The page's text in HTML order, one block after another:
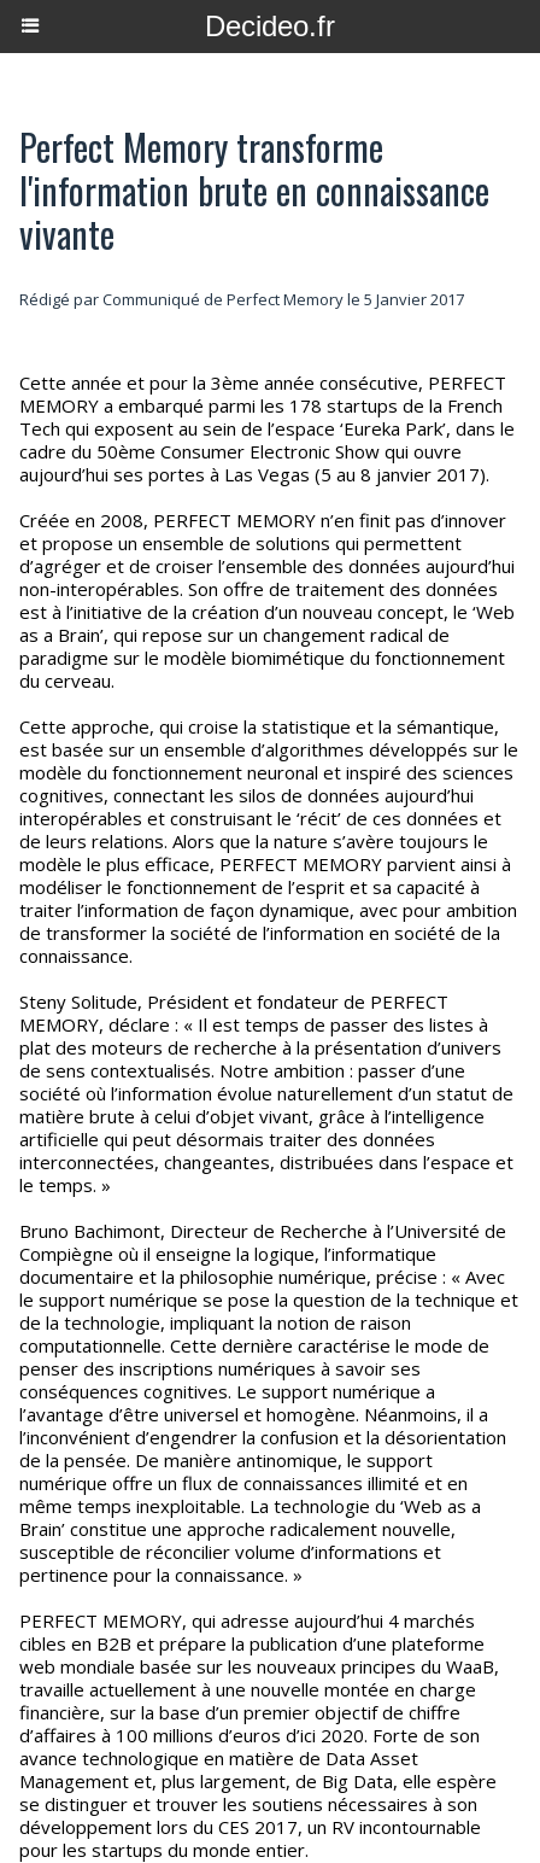
Decideo.fr
Perfect Memory transforme
l'information brute en connaissance
vivante
Rédigé par Communiqué de Perfect Memory le 5 Janvier 2017
Cette année et pour la 3ème année consécutive, PERFECT
MEMORY a embarqué parmi les 178 startups de la French
Tech qui exposent au sein de l’espace ‘Eureka Park’, dans le
cadre du 50ème Consumer Electronic Show qui ouvre
aujourd’hui ses portes à Las Vegas (5 au 8 janvier 2017).
Créée en 2008, PERFECT MEMORY n’en finit pas d’innover
et propose un ensemble de solutions qui permettent
d’agréger et de croiser l’ensemble des données aujourd’hui
non-interopérables. Son offre de traitement des données
est à l’initiative de la création d’un nouveau concept, le ‘Web
as a Brain’, qui repose sur un changement radical de
paradigme sur le modèle biomimétique du fonctionnement
du cerveau.
Cette approche, qui croise la statistique et la sémantique,
est basée sur un ensemble d’algorithmes développés sur le
modèle du fonctionnement neuronal et inspiré des sciences
cognitives, connectant les silos de données aujourd’hui
interopérables et construisant le ‘récit’ de ces données et
de leurs relations. Alors que la nature s’avère toujours le
modèle le plus efficace, PERFECT MEMORY parvient ainsi à
modéliser le fonctionnement de l’esprit et sa capacité à
traiter l’information de façon dynamique, avec pour ambition
de transformer la société de l’information en société de la
connaissance.
Steny Solitude, Président et fondateur de PERFECT
MEMORY, déclare : « Il est temps de passer des listes à
plat des moteurs de recherche à la présentation d’univers
de sens contextualisés. Notre ambition : passer d’une
société où l’information évolue naturellement d’un statut de
matière brute à celui d’objet vivant, grâce à l’intelligence
artificielle qui peut désormais traiter des données
interconnectées, changeantes, distribuées dans l’espace et
le temps. »
Bruno Bachimont, Directeur de Recherche à l’Université de
Compiègne où il enseigne la logique, l’informatique
documentaire et la philosophie numérique, précise : « Avec
le support numérique se pose la question de la technique et
de la technologie, impliquant la notion de raison
computationnelle. Cette dernière caractérise le mode de
penser des inscriptions numériques à savoir ses
conséquences cognitives. Le support numérique a
l’avantage d’être universel et homogène. Néanmoins, il a
l’inconvénient d’engendrer la confusion et la désorientation
de la pensée. De manière antinomique, le support
numérique offre un flux de connaissances illimité et en
même temps inexploitable. La technologie du ‘Web as a
Brain’ constitue une approche radicalement nouvelle,
susceptible de réconcilier volume d’informations et
pertinence pour la connaissance. »
PERFECT MEMORY, qui adresse aujourd’hui 4 marchés
cibles en B2B et prépare la publication d’une plateforme
web mondiale basée sur les nouveaux principes du WaaB,
travaille actuellement à une nouvelle montée en charge
financière, sur la base d’un premier objectif de chiffre
d’affaires à 100 millions d’euros d’ici 2020. Forte de son
avance technologique en matière de Data Asset
Management et, plus largement, de Big Data, elle espère
se distinguer et trouver les soutiens nécessaires à son
développement lors du CES 2017, un RV incontournable
pour les startups du monde entier.